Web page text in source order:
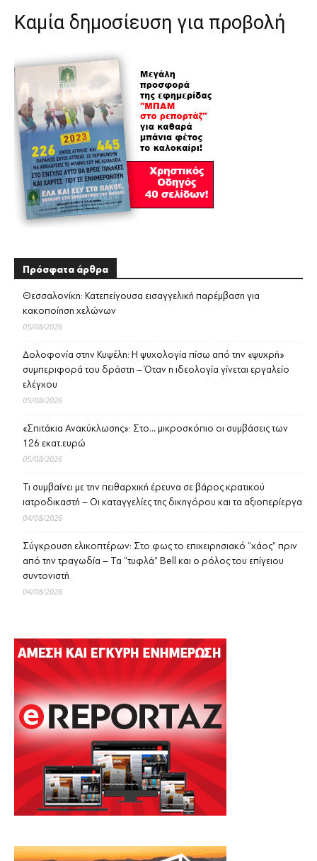
Καμία δημοσίευση για προβολή
Πρόσφατα άρθρα
Θεσσαλονίκη: Κατεπείγουσα εισαγγελική παρέμβαση για
κακοποίηση χελώνων
05/08/2026
Δολοφονία στην Κυψέλη: Η ψυχολογία πίσω από την «ψυχρή»
συμπεριφορά του δράστη – Όταν η ιδεολογία γίνεται εργαλείο
ελέγχου
05/08/2026
«Σπιτάκια Ανακύκλωσης»: Στο… μικροσκόπιο οι συμβάσεις των
126 εκατ.ευρώ
05/08/2026
Τι συμβαίνει με την πειθαρχική έρευνα σε βάρος κρατικού
ιατροδικαστή – Οι καταγγελίες της δικηγόρου και τα αξιοπερίεργα
04/08/2026
Σύγκρουση ελικοπτέρων: Στο φως το επιχειρησιακό “χάος” πριν
από την τραγωδία – Τα “τυφλά” Bell και ο ρόλος του επίγειου
συντονιστή
04/08/2026